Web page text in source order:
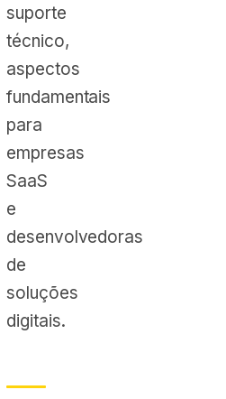
suporte
técnico,
aspectos
fundamentais
para
empresas
SaaS
e
desenvolvedoras
de
soluções
digitais.